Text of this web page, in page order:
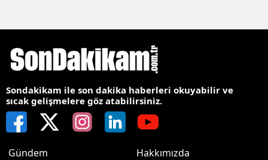
Sondakikam ile son dakika haberleri okuyabilir ve
sıcak gelişmelere göz atabilirsiniz.
Gündem
Hakkımızda